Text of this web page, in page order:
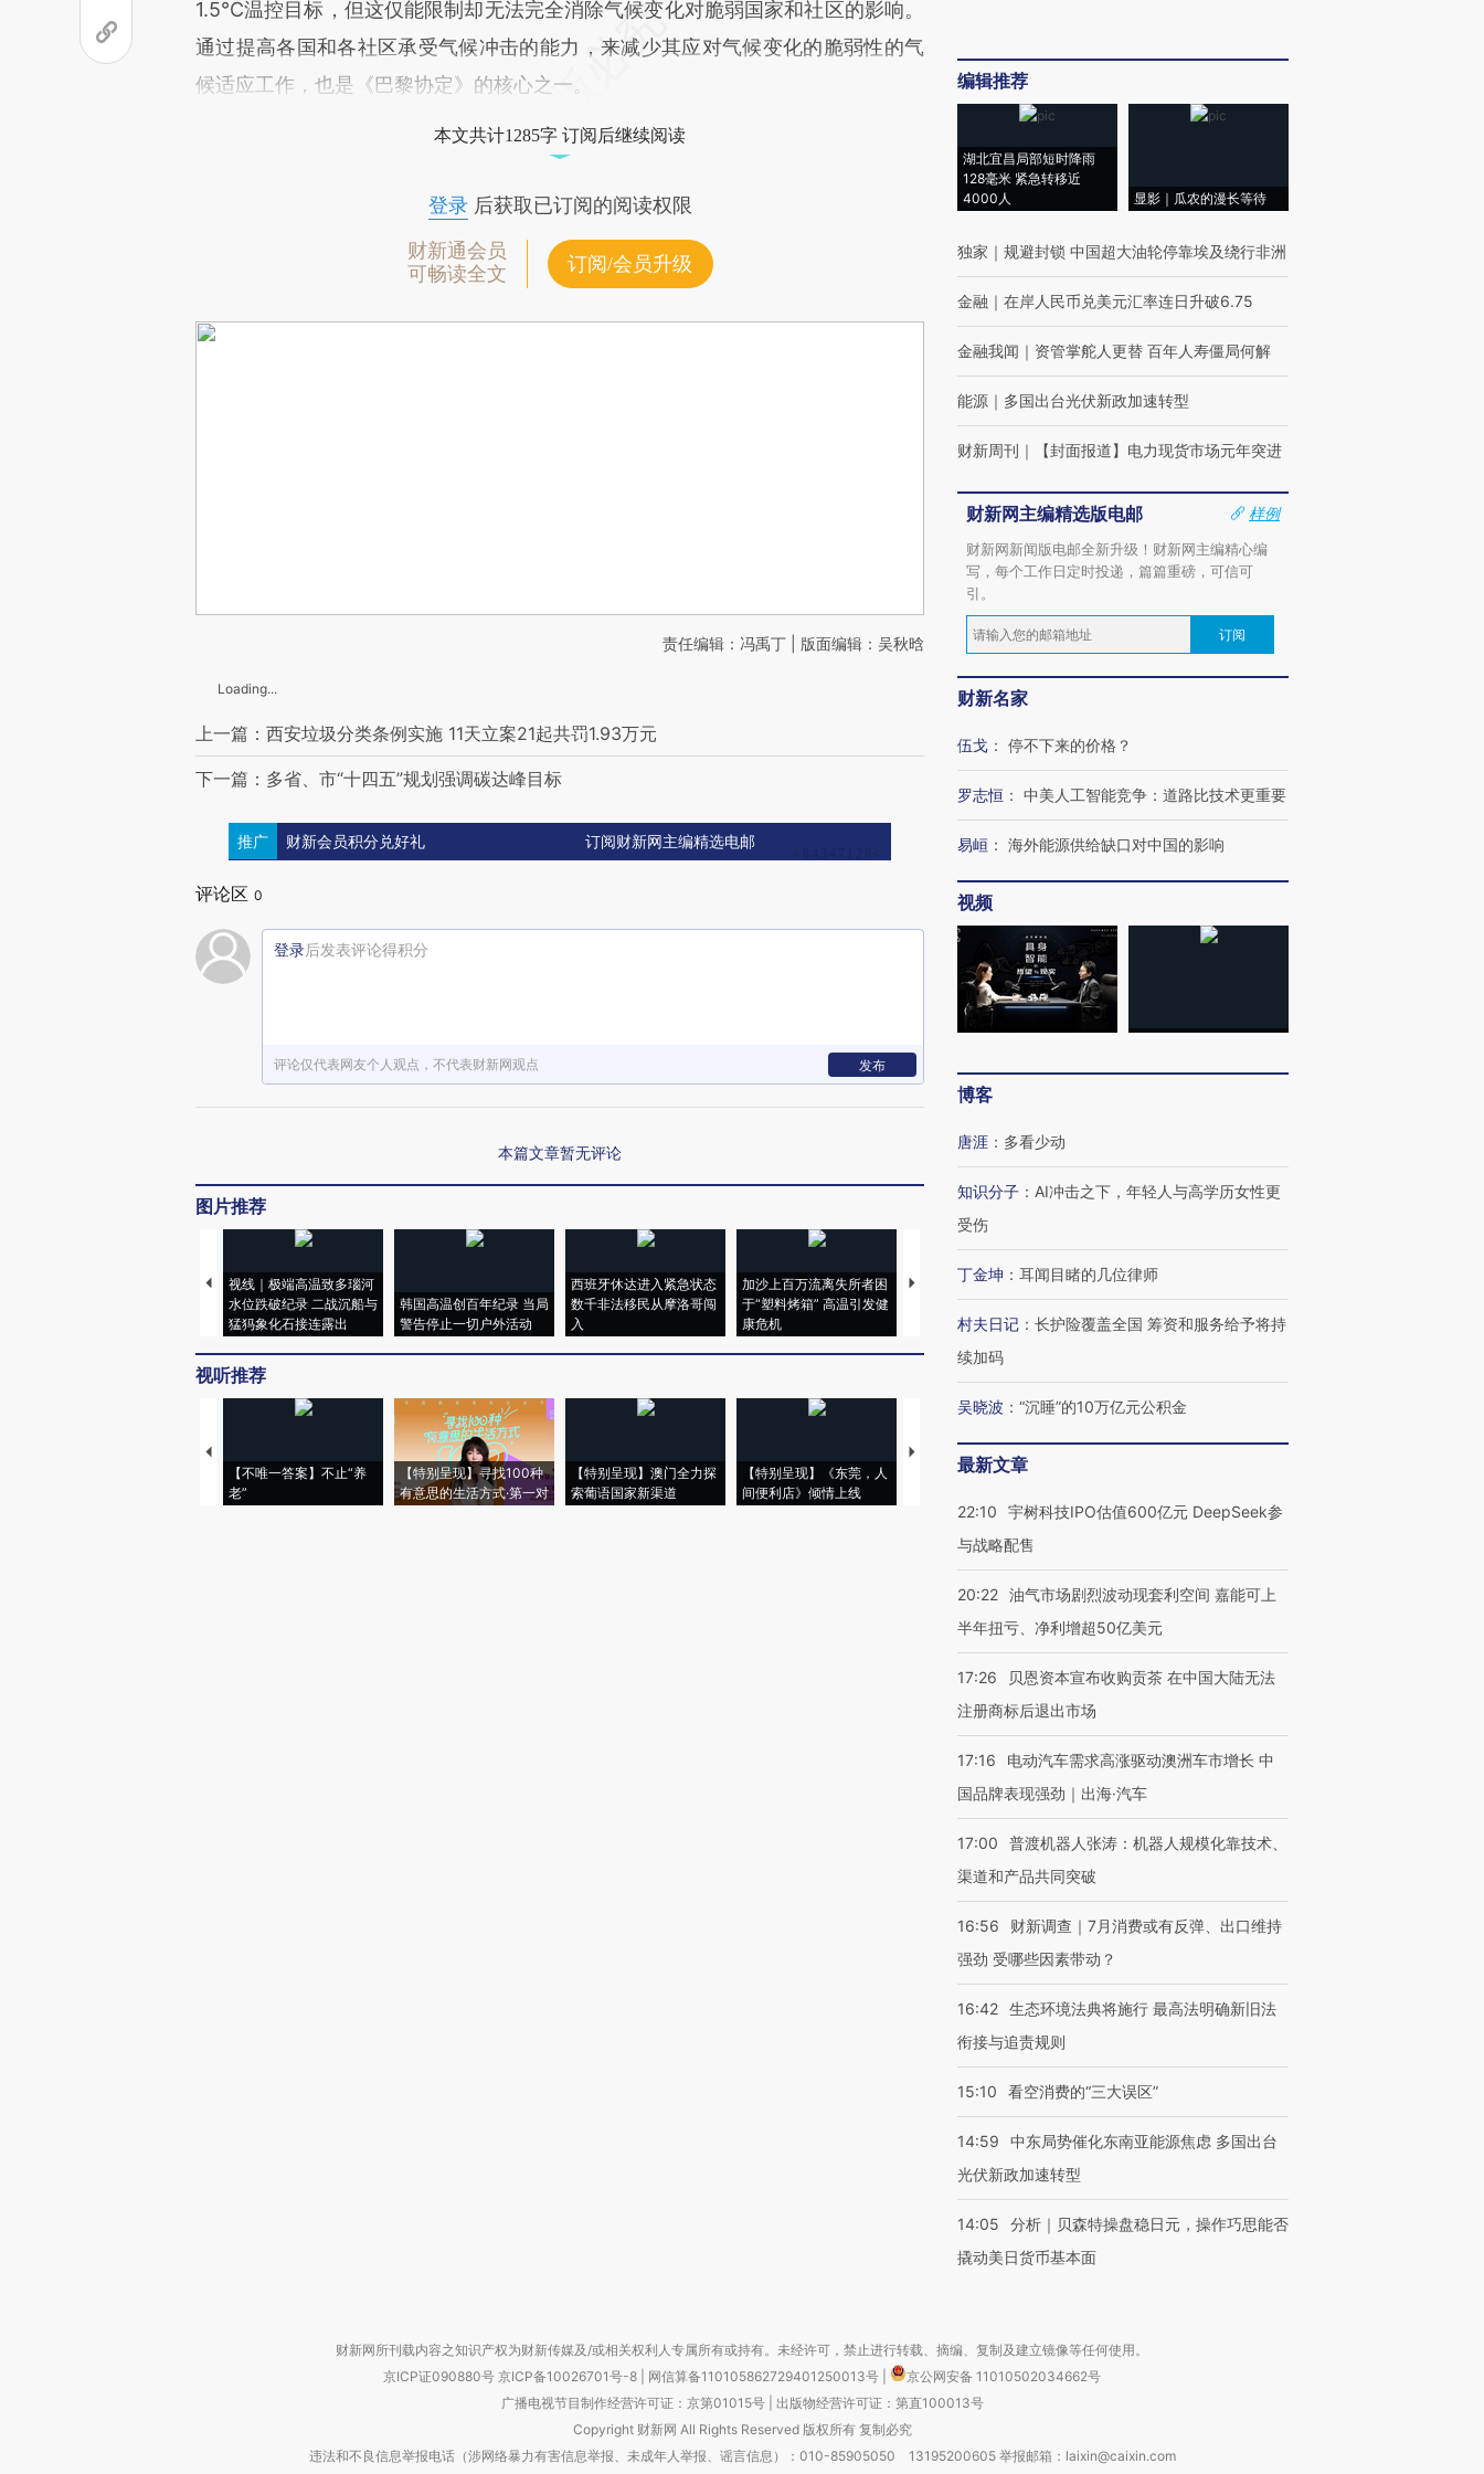
1.5°C温控目标，但这仅能限制却无法完全消除气候变化对脆弱国家和社区的影响。
通过提高各国和各社区承受气候冲击的能力，来减少其应对气候变化的脆弱性的气
候适应工作，也是《巴黎协定》的核心之一。
本文共计1285字 订阅后继续阅读
登录后获取已订阅的阅读权限
财新通会员
可畅读全文
订阅/会员升级
责任编辑：冯禹丁 | 版面编辑：吴秋晗
Loading...
上一篇：西安垃圾分类条例实施 11天立案21起共罚1.93万元
下一篇：多省、市“十四五”规划强调碳达峰目标
推广 财新会员积分兑好礼 订阅财新网主编精选电邮
评论区 0
登录后发表评论得积分
评论仅代表网友个人观点，不代表财新网观点 发布
本篇文章暂无评论
图片推荐
视线｜极端高温致多瑙河
水位跌破纪录 二战沉船与
猛犸象化石接连露出
韩国高温创百年纪录 当局
警告停止一切户外活动
西班牙休达进入紧急状态
数千非法移民从摩洛哥闯
入
加沙上百万流离失所者困
于“塑料烤箱” 高温引发健
康危机
视线｜HYROX的吸金
术：是什么让中产们甘
心“花钱找虐”？
马航飞行员跨国走私7万
粒摇头丸 尿检体内含3种
毒品
度Z世代 用街头抗争将教
育部长拱下台
视听推荐
【不唯一答案】不止“养
老”
【特别呈现】寻找100种
有意思的生活方式·第一对
【特别呈现】澳门全力探
索葡语国家新渠道
【特别呈现】《东莞，人
间便利店》倾情上线
【推广】走进第四届链博
会，让数智科技“链”接产
编辑推荐
湖北宜昌局部短时降雨
128毫米 紧急转移近
4000人
显影｜瓜农的漫长等待
独家 ｜ 规避封锁 中国超大油轮停靠埃及绕行非洲
金融 ｜ 在岸人民币兑美元汇率连日升破6.75
金融我闻 ｜ 资管掌舵人更替 百年人寿僵局何解
能源 ｜ 多国出台光伏新政加速转型
财新周刊 ｜ 【封面报道】电力现货市场元年突进
财新网主编精选版电邮
样例
财新网新闻版电邮全新升级！财新网主编精心编
写，每个工作日定时投递，篇篇重磅，可信可
引。
订阅
财新名家
伍戈 ： 停不下来的价格？
罗志恒 ： 中美人工智能竞争：道路比技术更重要
易峘 ： 海外能源供给缺口对中国的影响
视频
博客
唐涯 ： 多看少动
知识分子 ： AI冲击之下，年轻人与高学历女性更
受伤
丁金坤 ： 耳闻目睹的几位律师
村夫日记 ： 长护险覆盖全国 筹资和服务给予将持
续加码
吴晓波 ： “沉睡”的10万亿元公积金
最新文章
22:10
宇树科技IPO估值600亿元 DeepSeek参
与战略配售
20:22 油气市场剧烈波动现套利空间 嘉能可上
半年扭亏、净利增超50亿美元
17:26
贝恩资本宣布收购贡茶 在中国大陆无法
注册商标后退出市场
17:16
电动汽车需求高涨驱动澳洲车市增长 中
国品牌表现强劲｜出海·汽车
17:00
普渡机器人张涛：机器人规模化靠技术、
渠道和产品共同突破
16:56
财新调查｜7月消费或有反弹、出口维持
强劲 受哪些因素带动？
16:42 生态环境法典将施行 最高法明确新旧法
衔接与追责规则
15:10 看空消费的“三大误区”
14:59
中东局势催化东南亚能源焦虑 多国出台
光伏新政加速转型
14:05
分析｜贝森特操盘稳日元，操作巧思能否
撬动美日货币基本面
财新网所刊载内容之知识产权为财新传媒及/或相关权利人专属所有或持有。未经许可，禁止进行转载、摘编、复制及建立镜像等任何使用。
京ICP证090880号 京ICP备10026701号-8 网信算备110105862729401250013号
京公网安备 11010502034662号
广播电视节目制作经营许可证：京第01015号| 出版物经营许可证：第直100013号
Copyright 财新网 All Rights Reserved 版权所有 复制必究
违法和不良信息举报电话（涉网络暴力有害信息举报、未成年人举报、谣言信息）：010-85905050 13195200605 举报邮箱：laixin@caixin.com